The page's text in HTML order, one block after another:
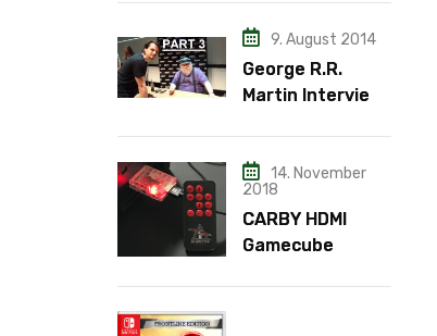
9. August 2014
George R.R.
Martin Interview
14. November
2018
CARBY HDMI
Gamecube